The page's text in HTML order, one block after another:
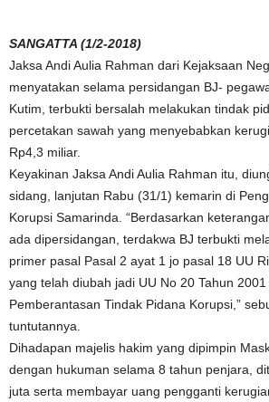
SANGATTA (1/2-2018)
Jaksa Andi Aulia Rahman dari Kejaksaan
menyatakan selama persidangan BJ-
Kutim, terbukti bersalah melakukan tindak
percetakan sawah yang menyebabkan
Rp4,3 miliar.
Keyakinan Jaksa Andi Aulia Rahman itu,
sidang, lanjutan Rabu (31/1) kemarin di
Korupsi Samarinda. “Berdasarkan
ada dipersidangan, terdakwa BJ terbukti
primer pasal Pasal 2 ayat 1 jo pasal 18 UU
yang telah diubah jadi UU No 20 Tahun
Pemberantasan Tindak Pidana Korupsi,”
tuntutannya.
Dihadapan majelis hakim yang dipimpin
dengan hukuman selama 8 tahun penjara,
juta serta membayar uang pengganti